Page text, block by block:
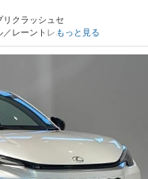
クラッシュセ
／レーントレー
ＵＳＢ／全方位
もっと見る